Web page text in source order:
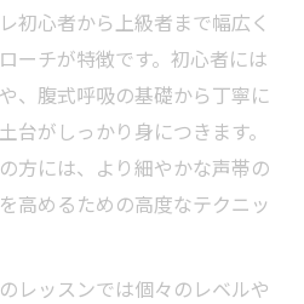
初心者から上級者まで幅広く
ーチが特徴です。初心者には
、腹式呼吸の基礎から丁寧に
台がしっかり身につきます。
方には、より細やかな声帯の
高めるための高度なテクニッ
レッスンでは個々のレベルや